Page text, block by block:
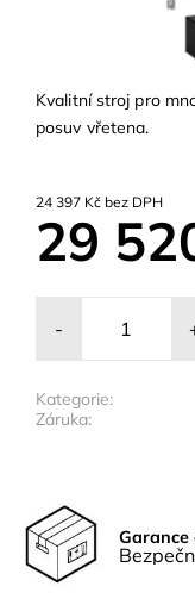
Kvalitní stroj pro
posuv vřetena.
24 397 Kč bez DPH
29
-
Kategorie:
Záruka:
Garance